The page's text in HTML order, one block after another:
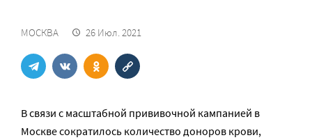
МОСКВА 26 Июл. 2021
В связи с масштабной прививочной кампанией в
Москве сократилось количество доноров крови,